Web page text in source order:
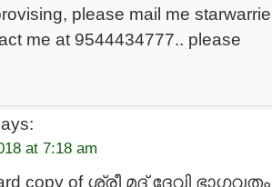
please mail me
me at 9544434777.. please
at 7:18 am
copy of ശ്രീ മദ് ദേവി ഭാഗവതം